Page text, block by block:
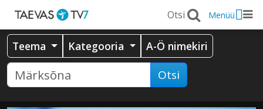
Menüü
Teema Kategooria A-Ö nimekiri
Otsi